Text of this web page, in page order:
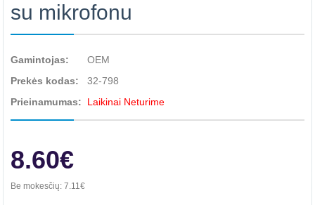
su mikrofonu
Gamintojas:
OEM
Prekės kodas:
32-798
Prieinamumas:
Laikinai Neturime
8.60€
Be mokesčių: 7.11€